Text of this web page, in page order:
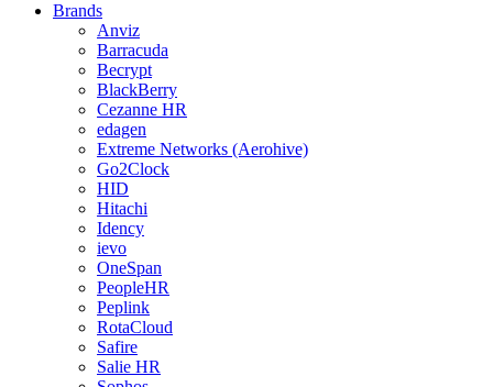
Brands
Anviz
Barracuda
Becrypt
BlackBerry
Cezanne HR
edagen
Extreme Networks (Aerohive)
Go2Clock
HID
Hitachi
Idency
ievo
OneSpan
PeopleHR
Peplink
RotaCloud
Safire
Salie HR